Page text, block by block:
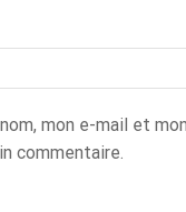
mon e-mail et
commentaire.